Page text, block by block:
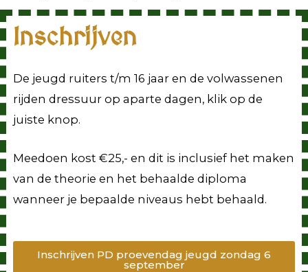
Inschrijven
De jeugd ruiters t/m 16 jaar en de volwassenen
rijden dressuur op aparte dagen, klik op de
juiste knop.
Meedoen kost €25,- en dit is inclusief het maken
van de theorie en het behaalde diploma
wanneer je bepaalde niveaus hebt behaald.
Inschrijven PD proevendag jeugd zondag 6
september